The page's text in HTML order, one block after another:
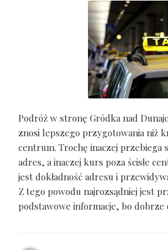
Podróż w stronę Gródka nad
znosi lepszego przygotowania niż
centrum. Trochę inaczej przebiega
adres, a inaczej kurs poza ścisłe
jest dokładność adresu i
Z tego powodu najrozsądniej jest
podstawowe informacje, bo dobrze